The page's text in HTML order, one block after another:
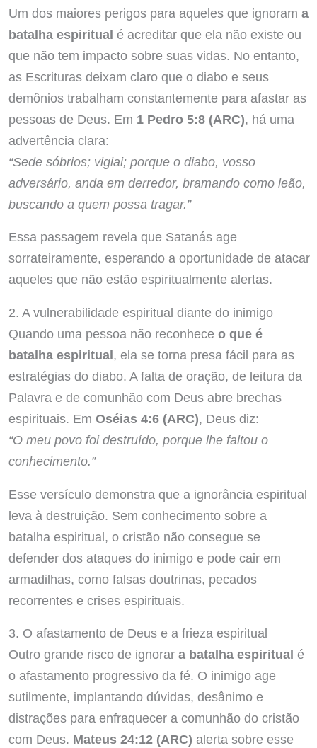
Um dos maiores perigos para aqueles que ignoram a
batalha espiritual é acreditar que ela não existe ou
que não tem impacto sobre suas vidas. No entanto,
as Escrituras deixam claro que o diabo e seus
demônios trabalham constantemente para afastar as
pessoas de Deus. Em 1 Pedro 5:8 (ARC), há uma
advertência clara:
“Sede sóbrios; vigiai; porque o diabo, vosso
adversário, anda em derredor, bramando como leão,
buscando a quem possa tragar.”
Essa passagem revela que Satanás age
sorrateiramente, esperando a oportunidade de atacar
aqueles que não estão espiritualmente alertas.
2. A vulnerabilidade espiritual diante do inimigo
Quando uma pessoa não reconhece o que é
batalha espiritual, ela se torna presa fácil para as
estratégias do diabo. A falta de oração, de leitura da
Palavra e de comunhão com Deus abre brechas
espirituais. Em Oséias 4:6 (ARC), Deus diz:
“O meu povo foi destruído, porque lhe faltou o
conhecimento.”
Esse versículo demonstra que a ignorância espiritual
leva à destruição. Sem conhecimento sobre a
batalha espiritual, o cristão não consegue se
defender dos ataques do inimigo e pode cair em
armadilhas, como falsas doutrinas, pecados
recorrentes e crises espirituais.
3. O afastamento de Deus e a frieza espiritual
Outro grande risco de ignorar a batalha espiritual é
o afastamento progressivo da fé. O inimigo age
sutilmente, implantando dúvidas, desânimo e
distrações para enfraquecer a comunhão do cristão
com Deus. Mateus 24:12 (ARC) alerta sobre esse